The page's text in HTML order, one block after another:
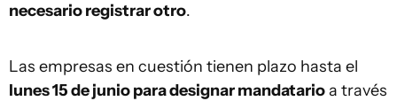
necesario registrar otro.
Las empresas en cuestión tienen plazo hasta el
lunes 15 de junio para designar mandatarioa través